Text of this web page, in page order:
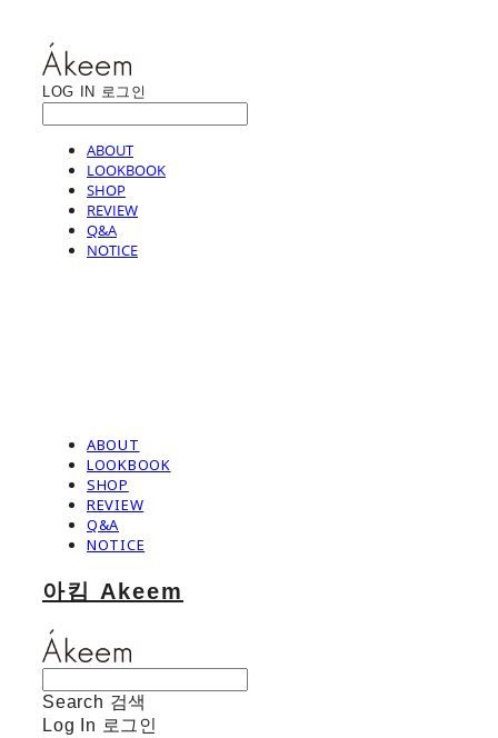
LOG IN 로그인
ABOUT
LOOKBOOK
SHOP
REVIEW
Q&A
NOTICE
ABOUT
LOOKBOOK
SHOP
REVIEW
Q&A
NOTICE
아킴 Akeem
Search 검색
Log In 로그인